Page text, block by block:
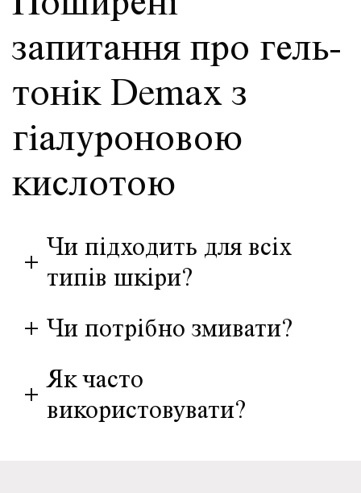
запитання про гель-
тонік Demax з
гіалуроновою
кислотою
+
Чи підходить для всіх
типів шкіри?
+ Чи потрібно змивати?
+
Як часто
використовувати?